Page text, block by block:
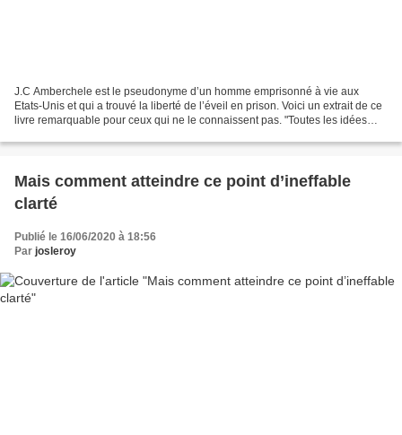
J.C Amberchele est le pseudonyme d’un homme emprisonné à vie aux
Etats-Unis et qui a trouvé la liberté de l’éveil en prison. Voici un extrait de ce
livre remarquable pour ceux qui ne le connaissent pas. "Toutes les idées
Mais comment atteindre ce point d’ineffable
clarté
Publié le 16/06/2020 à 18:56
Par josleroy